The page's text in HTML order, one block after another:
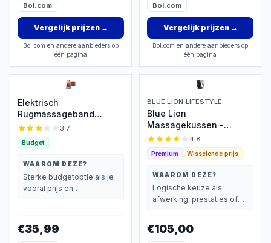
Bol.com
Vergelijk prijzen→
Bol.com en andere aanbieders op
één pagina
Bol.com
Vergelijk prijzen→
Bol.com en andere aanbieders op
één pagina
Elektrisch
Rugmassageband
Warmte Trillingen
3.7
Budget
WAAROM DEZE?
Sterke budgetoptie als je
vooral prijs en
€35,99
BLUE LION LIFESTYLE
Blue Lion
Massagekussen -
Shiatsu & Warmte
4.8
Premium Wisselende prijs
WAAROM DEZE?
Logische keuze als
afwerking, prestaties of
€105,00